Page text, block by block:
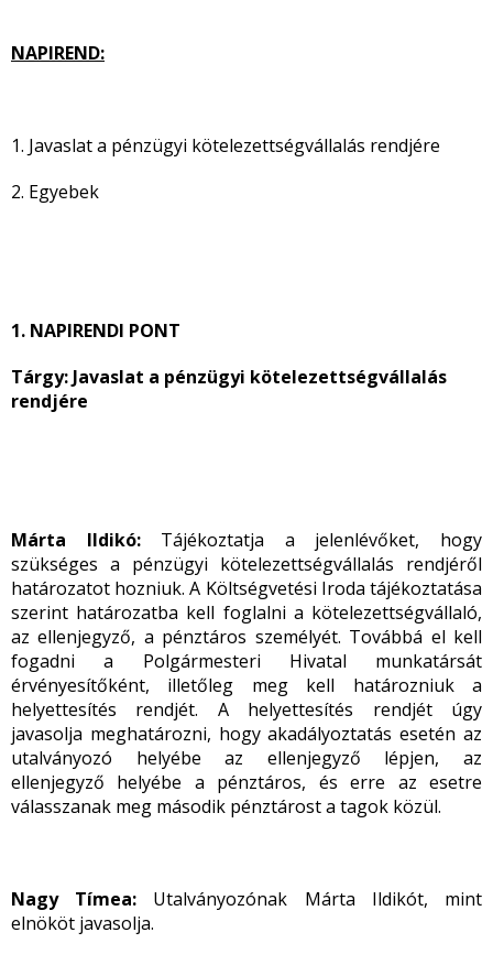
NAPIREND:
1. Javaslat a pénzügyi kötelezettségvállalás rendjére
2. Egyebek
1. NAPIRENDI PONT
Tárgy: Javaslat a pénzügyi kötelezettségvállalás
rendjére
Márta Ildikó: Tájékoztatja a jelenlévőket, hogy
szükséges a pénzügyi kötelezettségvállalás rendjéről
határozatot hozniuk. A Költségvetési Iroda tájékoztatása
szerint határozatba kell foglalni a kötelezettségvállaló,
az ellenjegyző, a pénztáros személyét. Továbbá el kell
fogadni a Polgármesteri Hivatal munkatársát
érvényesítőként, illetőleg meg kell határozniuk a
helyettesítés rendjét. A helyettesítés rendjét úgy
javasolja meghatározni, hogy akadályoztatás esetén az
utalványozó helyébe az ellenjegyző lépjen, az
ellenjegyző helyébe a pénztáros, és erre az esetre
válasszanak meg második pénztárost a tagok közül.
Nagy Tímea: Utalványozónak Márta Ildikót, mint
elnököt javasolja.